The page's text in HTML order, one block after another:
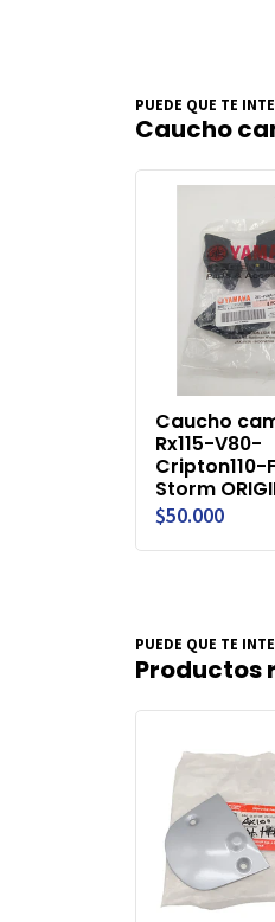
PUEDE QUE TE
Caucho
Caucho
Rx115-V80-
Cripton110-
Storm
$50.000
PUEDE QUE TE
Productos